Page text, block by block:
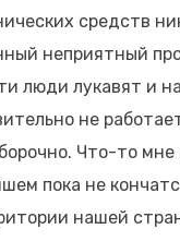
средств
неприятный
люди лукавят и
не
Что-то мне
пока не
нашей